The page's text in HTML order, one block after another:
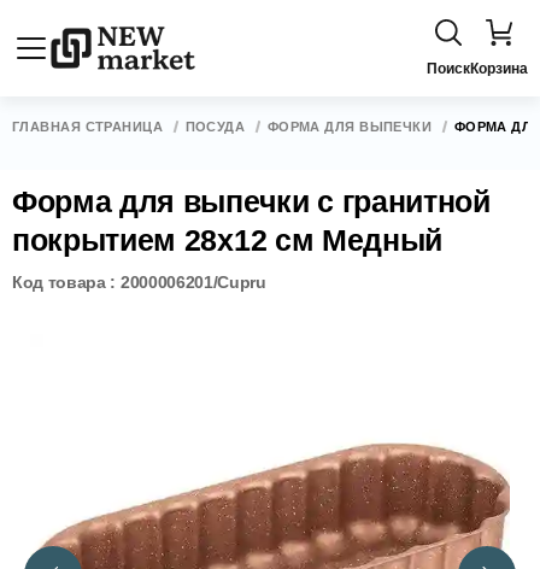
ПоискКорзина
ГЛАВНАЯ СТРАНИЦА ПОСУДА ФОРМА ДЛЯ ВЫПЕЧКИ ФОРМА
Форма для выпечки с гранитной
покрытием 28x12 см Медный
Код товара : 2000006201/Cupru